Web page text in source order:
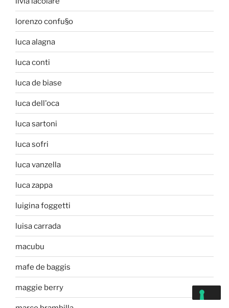
lorenzo confu§o
luca alagna
luca conti
luca de biase
luca dell'oca
luca sartoni
luca sofri
luca vanzella
luca zappa
luigina foggetti
luisa carrada
macubu
mafe de baggis
maggie berry